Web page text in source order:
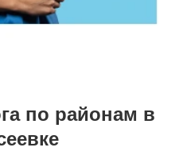
по районам в